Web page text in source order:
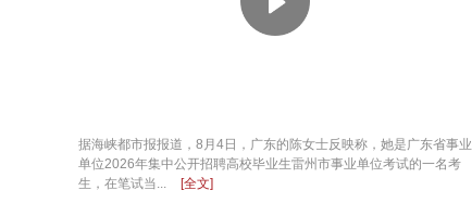
据海峡都市报报道，8月4日，广东的陈女士反映称，她是广东省事业
单位2026年集中公开招聘高校毕业生雷州市事业单位考试的一名考
生，在笔试当...
[全文]